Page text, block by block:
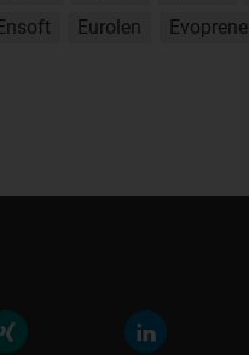
Eurolen Evoprene